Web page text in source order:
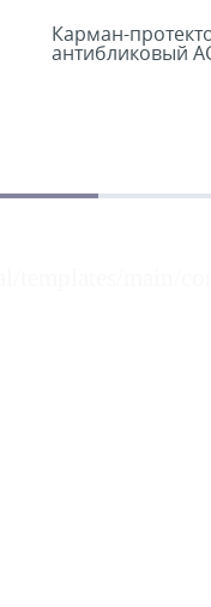
Карман-
антибликовый